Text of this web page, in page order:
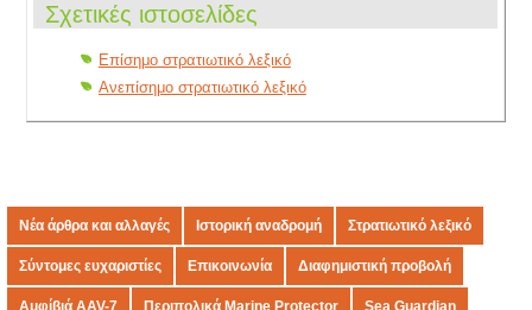
Σχετικές ιστοσελίδες
Επίσημο στρατιωτικό λεξικό
Ανεπίσημο στρατιωτικό λεξικό
Νέα άρθρα και αλλαγές Ιστορική αναδρομή Στρατιωτικό λεξικό
Σύντομες ευχαριστίες Επικοινωνία Διαφημιστική προβολή
Αμφίβιά AAV-7 Περιπολικά Marine Protector Sea Guardian